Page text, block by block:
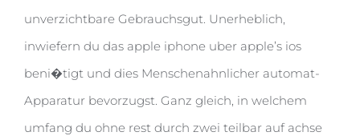
unverzichtbare Gebrauchsgut. Unerheblich,
inwiefern du das apple iphone uber apple’s ios
beni�tigt und dies Menschenahnlicher automat-
Apparatur bevorzugst. Ganz gleich, in welchem
umfang du ohne rest durch zwei teilbar auf achse